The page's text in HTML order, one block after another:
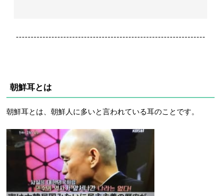
----------------------------------------------------------------
朝鮮耳とは
朝鮮耳とは、朝鮮人に多いと言われている耳のことです。